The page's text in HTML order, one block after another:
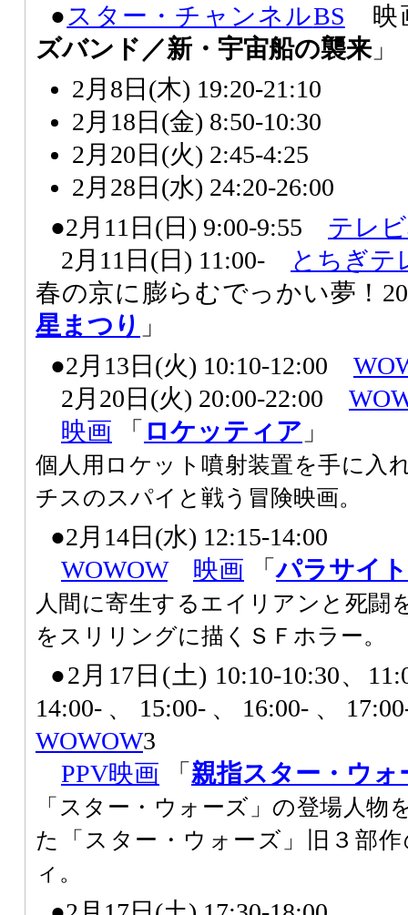
● スター・チャンネルBS 映
ズバンド／新・宇宙船の襲来」
2月8日(木) 19:20-21:10
2月18日(金) 8:50-10:30
2月20日(火) 2:45-4:25
2月28日(水) 24:20-26:00
●2月11日(日) 9:00-9:55 テレ
2月11日(日) 11:00-
とちぎテ
春の京に膨らむでっかい夢！
星まつり 」
●2月13日(火) 10:10-12:00
2月20日(火) 20:00-22:00
映画 「 ロケッティア 」
個人用ロケット噴射装置を手に入
チスのスパイと戦う冒険映画。
●2月14日(水) 12:15-14:00
WOWOW
映画 「パラサイト
人間に寄生するエイリアンと死闘
をスリリングに描くＳＦホラー。
●2月17日(土) 10:10-10:30、
14:00-、15:00-、16:00-、
WOWOW3
PPV映画 「 親指スター・ウォ
「スター・ウォーズ」の登場人物
た「スター・ウォーズ」旧３部
ィ。